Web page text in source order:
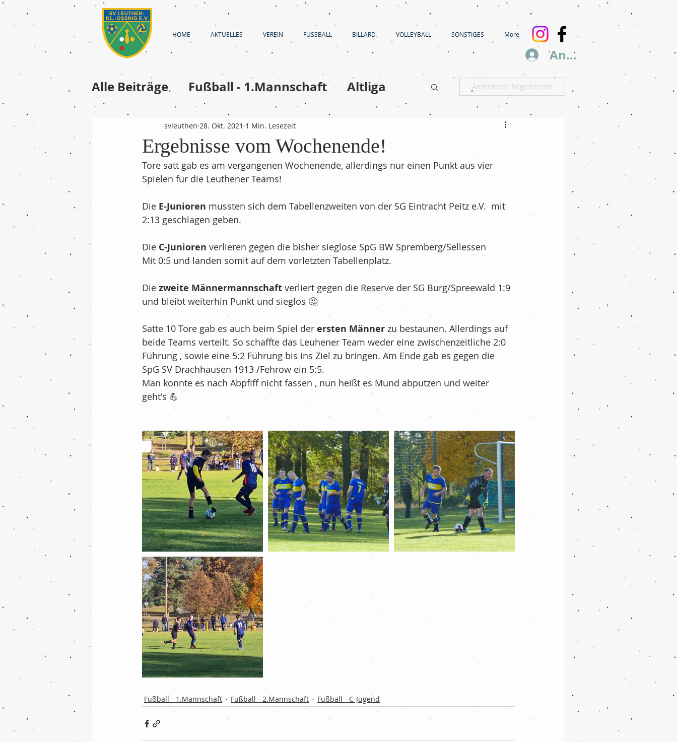
HOME AKTUELLES VEREIN FUSSBALL BILLARD VOLLEYBALL SONSTIGES More
Anmelden
Alle Beiträge
Fußball - 1.Mannschaft Altliga
Fussball-Frauen Volleyball
Fussball - A-Junioren Fußball - C-Jugend
Fußball - D-Jugend Fußball - E-Jugend
Fußball - F-Jugend Fußball - G-Jugend/Bambinis
Billard Tischtennis Kurznachrichten
Nachrichten Ihre Community Ü35
Fußball - 2.Mannschaft Volleyball
Anmelden/ Registrieren
Ergebnisse vom Wochenende!
svleuthen 28. Okt. 2021 1 Min. Lesezeit
Tore satt gab es am vergangenen Wochenende, allerdings nur einen Punkt aus vier
Spielen für die Leuthener Teams!
Die E-Junioren mussten sich dem Tabellenzweiten von der SG Eintracht Peitz e.V.  mit
2:13 geschlagen geben.
Die C-Junioren verlieren gegen die bisher sieglose SpG BW Spremberg/Sellessen
Mit 0:5 und landen somit auf dem vorletzten Tabellenplatz.
Die zweite Männermannschaft verliert gegen die Reserve der SG Burg/Spreewald 1:9
und bleibt weiterhin Punkt und sieglos 🤔
Satte 10 Tore gab es auch beim Spiel der ersten Männer zu bestaunen. Allerdings auf
beide Teams verteilt. So schaffte das Leuhener Team weder eine zwischenzeitliche 2:0
Führung , sowie eine 5:2 Führung bis ins Ziel zu bringen. Am Ende gab es gegen die
SpG SV Drachhausen 1913 /Fehrow ein 5:5.
Man konnte es nach Abpfiff nicht fassen , nun heißt es Mund abputzen und weiter
geht's 💪
Fußball - 1.Mannschaft Fußball - 2.Mannschaft Fußball - C-Jugend